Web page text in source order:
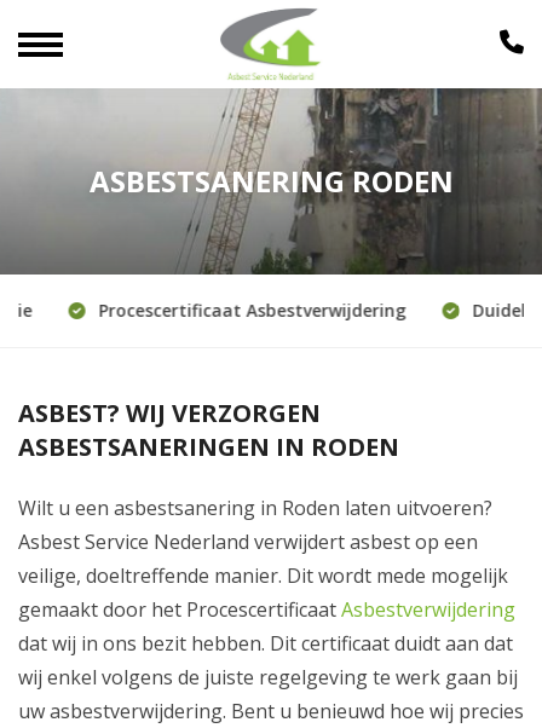
ASBESTSANERING RODEN
Procescertificaat Asbestverwijdering Duidelijke
ASBEST? WIJ VERZORGEN
ASBESTSANERINGEN IN RODEN
Wilt u een asbestsanering in Roden laten uitvoeren?
Asbest Service Nederland verwijdert asbest op een
veilige, doeltreffende manier. Dit wordt mede mogelijk
gemaakt door het ProcescertificaatAsbestverwijdering
dat wij in ons bezit hebben. Dit certificaat duidt aan dat
wij enkel volgens de juiste regelgeving te werk gaan bij
uw asbestverwijdering. Bent u benieuwd hoe wij precies